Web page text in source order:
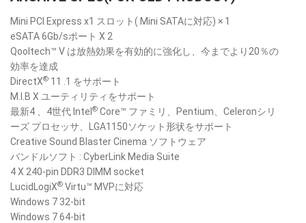
Mini PCI Express x1 スロット( Mini SATAに対応) × 1
eSATA 6Gb/sポート X 2
Qooltech™ V は放熱効果を有効的に強化し、今までより20％の
効率を達成
DirectX® 11 .1 をサポート
M.I.B X ユーティリティをサポート
最新4 、4世代 Intel ® Core™ ファミリ、Pentium、Celeronシリ
ーズ プロセッサ、LGA1150ソケット形状をサポート
Creative Sound Blaster Cinema ソフトウェア
バンドルソフト : CyberLink Media Suite
4 X 240-pin DDR3 DIMM socket
LucidLogiX® Virtu™ MVPに対応
Windows 7 32-bit
Windows 7 64-bit